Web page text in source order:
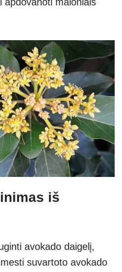
apdovanoti maloniais
iš
avokado daigelį,
suvartoto avokado